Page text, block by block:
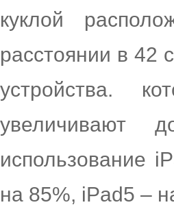
куклой
расстоянии в 42
устройства.
увеличивают
использование
на 85%, iPad5 –